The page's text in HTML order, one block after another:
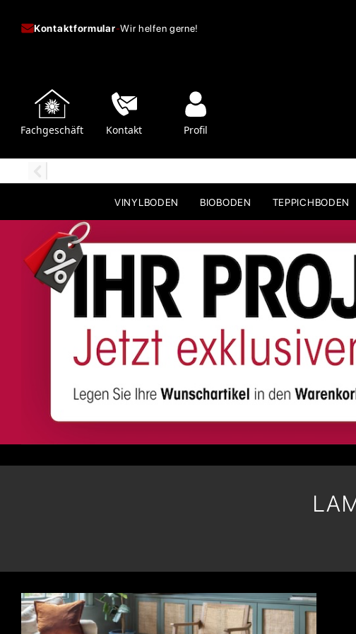
Kontaktformular-Wir helfen gerne!
Fachgeschäft Kontakt Profil
VINYLBODEN BIOBODEN TEPPICHBODEN